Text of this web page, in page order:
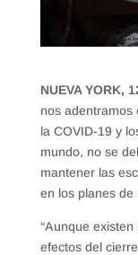
NUEVA YORK,
nos adentramos
la COVID-19 y
mundo, no se
mantener las
en los planes de
“Aunque
efectos del